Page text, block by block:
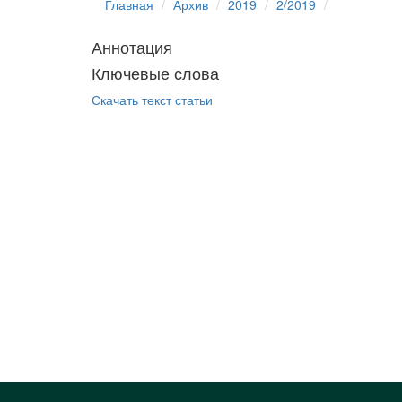
Главная Архив 2019 2/2019
Аннотация
Ключевые слова
Скачать текст статьи